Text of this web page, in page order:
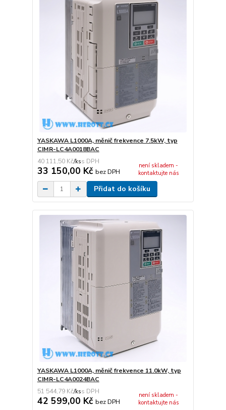
YASKAWA L1000A, měnič frekvence 7.5kW, typ
CIMR-LC4A0018BAC
40 111,50 Kč/ks
33 150,00 Kč bez DPH
není skladem -
kontaktujte nás
Přidat do košíku
YASKAWA L1000A, měnič frekvence 11.0kW, typ
CIMR-LC4A0024BAC
51 544,79 Kč/ks
42 599,00 Kč bez DPH
není skladem -
kontaktujte nás